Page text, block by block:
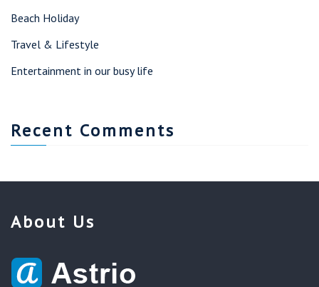
Beach Holiday
Travel & Lifestyle
Entertainment in our busy life
Recent Comments
About Us